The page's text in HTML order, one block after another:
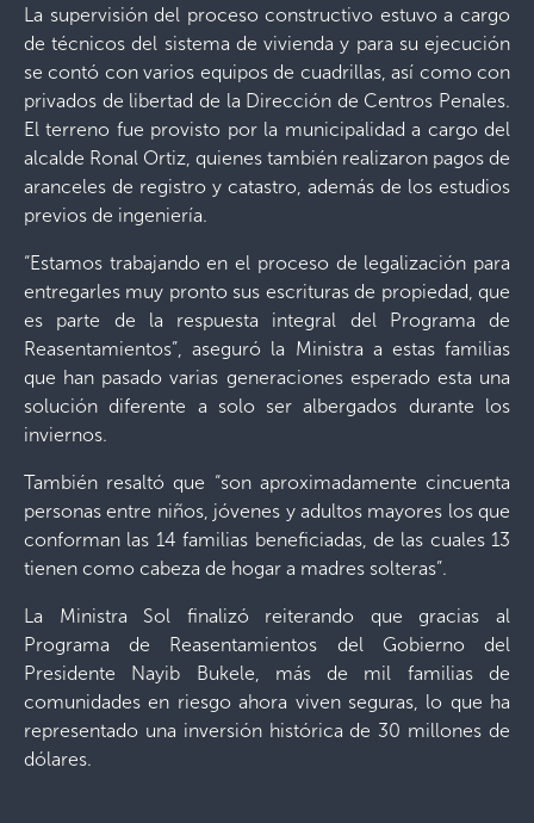
La supervisión del proceso constructivo estuvo a cargo
de técnicos del sistema de vivienda y para su ejecución
se contó con varios equipos de cuadrillas, así como con
privados de libertad de la Dirección de Centros Penales.
El terreno fue provisto por la municipalidad a cargo del
alcalde Ronal Ortiz, quienes también realizaron pagos de
aranceles de registro y catastro, además de los estudios
previos de ingeniería.
“Estamos trabajando en el proceso de legalización para
entregarles muy pronto sus escrituras de propiedad, que
es parte de la respuesta integral del Programa de
Reasentamientos”, aseguró la Ministra a estas familias
que han pasado varias generaciones esperado esta una
solución diferente a solo ser albergados durante los
inviernos.
También resaltó que “son aproximadamente cincuenta
personas entre niños, jóvenes y adultos mayores los que
conforman las 14 familias beneficiadas, de las cuales 13
tienen como cabeza de hogar a madres solteras”.
La Ministra Sol finalizó reiterando que gracias al
Programa de Reasentamientos del Gobierno del
Presidente Nayib Bukele, más de mil familias de
comunidades en riesgo ahora viven seguras, lo que ha
representado una inversión histórica de 30 millones de
dólares.